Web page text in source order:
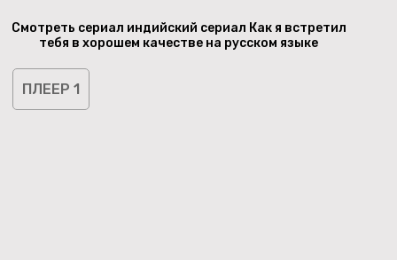
Смотреть сериал индийский сериал Как я встретил
тебя в хорошем качестве на русском языке
ПЛЕЕР 1